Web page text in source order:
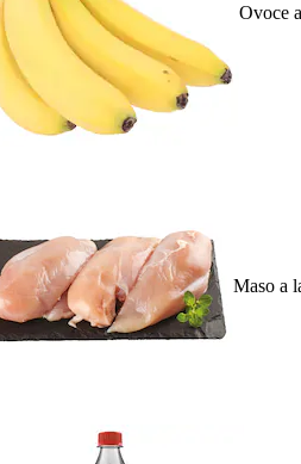
Ovoce
Maso a